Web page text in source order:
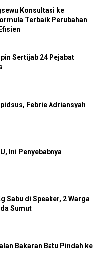
Konsultasi ke
Terbaik Perubahan
Sertijab 24 Pejabat
Febrie Adriansyah
Ini Penyebabnya
Sabu di Speaker, 2 Warga
Sumut
Bakaran Batu Pindah ke